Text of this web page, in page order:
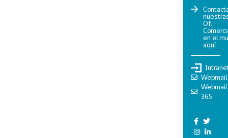
Of.
en el
aquí
Webmail
Webmail
365